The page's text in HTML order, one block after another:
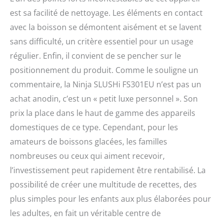
est sa facilité de nettoyage. Les éléments en contact
avec la boisson se démontent aisément et se lavent
sans difficulté, un critère essentiel pour un usage
régulier. Enfin, il convient de se pencher sur le
positionnement du produit. Comme le souligne un
commentaire, la Ninja SLUSHi FS301EU n’est pas un
achat anodin, c’est un « petit luxe personnel ». Son
prix la place dans le haut de gamme des appareils
domestiques de ce type. Cependant, pour les
amateurs de boissons glacées, les familles
nombreuses ou ceux qui aiment recevoir,
l’investissement peut rapidement être rentabilisé. La
possibilité de créer une multitude de recettes, des
plus simples pour les enfants aux plus élaborées pour
les adultes, en fait un véritable centre de